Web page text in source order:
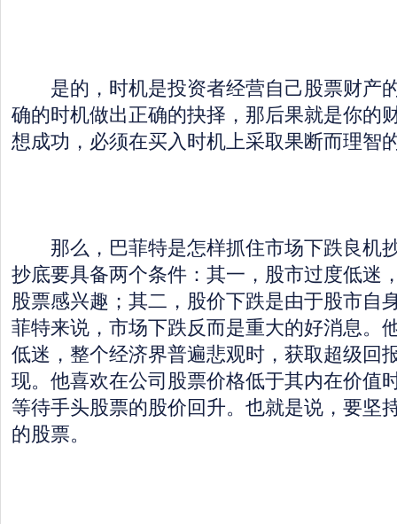
是的，时机是投资者经营自己股票财产
确的时机做出正确的抉择，那后果就是你的
想成功，必须在买入时机上采取果断而理智
那么，巴菲特是怎样抓住市场下跌良机
抄底要具备两个条件：其一，股市过度低迷
股票感兴趣；其二，股价下跌是由于股市自
菲特来说，市场下跌反而是重大的好消息。
低迷，整个经济界普遍悲观时，获取超级回
现。他喜欢在公司股票价格低于其内在价值
等待手头股票的股价回升。也就是说，要坚
的股票。